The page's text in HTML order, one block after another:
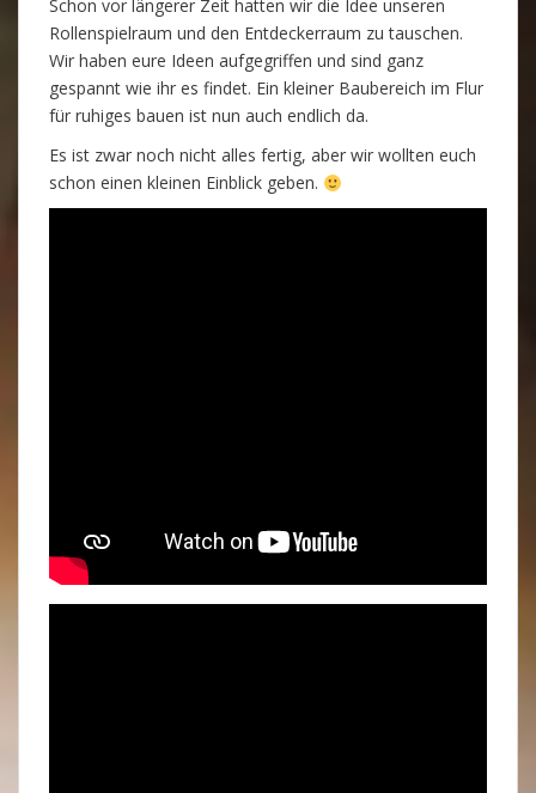
Schon vor längerer Zeit hatten wir die Idee unseren
Rollenspielraum und den Entdeckerraum zu tauschen.
Wir haben eure Ideen aufgegriffen und sind ganz
gespannt wie ihr es findet. Ein kleiner Baubereich im Flur
für ruhiges bauen ist nun auch endlich da.
Es ist zwar noch nicht alles fertig, aber wir wollten euch
schon einen kleinen Einblick geben.